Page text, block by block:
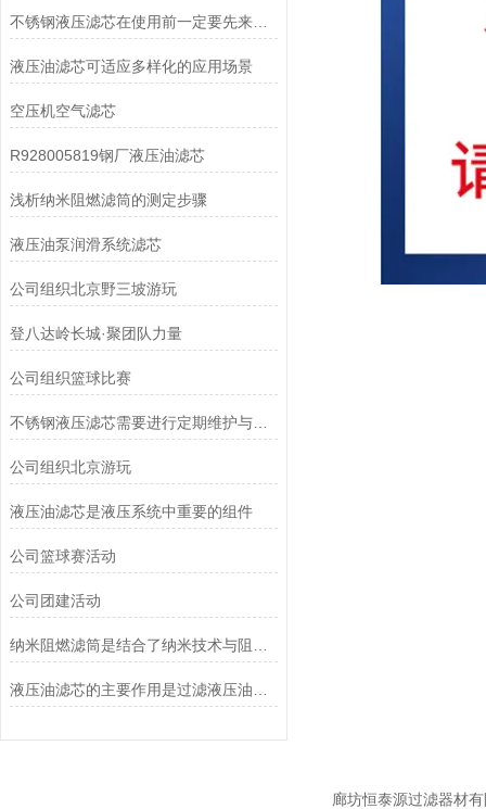
不锈钢液压滤芯在使用前一定要先来了解下这些
液压油滤芯可适应多样化的应用场景
空压机空气滤芯
R928005819钢厂液压油滤芯
浅析纳米阻燃滤筒的测定步骤
液压油泵润滑系统滤芯
公司组织北京野三坡游玩
登八达岭长城·聚团队力量
公司组织篮球比赛
不锈钢液压滤芯需要进行定期维护与清洁
公司组织北京游玩
液压油滤芯是液压系统中重要的组件
公司篮球赛活动
公司团建活动
廊坊恒泰源过滤器材